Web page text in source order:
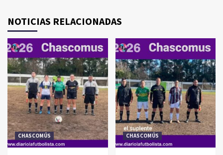
NOTICIAS RELACIONADAS
CHASCOMÚS CHASCOMÚS